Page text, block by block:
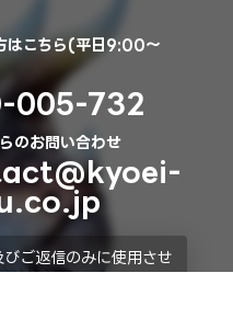
はこちら(平日9:00～
005-732
のお問い合わせ
ご返信のみに使用させ